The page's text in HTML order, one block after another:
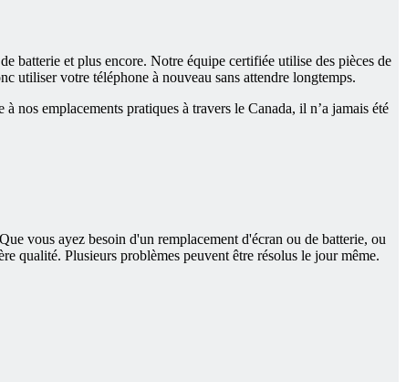
batterie et plus encore. Notre équipe certifiée utilise des pièces de
utiliser votre téléphone à nouveau sans attendre longtemps.
nos emplacements pratiques à travers le Canada, il n’a jamais été
vous ayez besoin d'un remplacement d'écran ou de batterie, ou
qualité. Plusieurs problèmes peuvent être résolus le jour même.